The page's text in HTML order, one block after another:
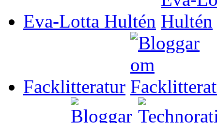
Eva-Lotta Hultén
Facklitteratur